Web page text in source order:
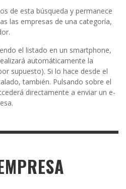
de esta búsqueda y permanece
las empresas de una categoría,
el listado en un smartphone,
automáticamente la
supuesto). Si lo hace desde el
también. Pulsando sobre el
directamente a enviar un e-